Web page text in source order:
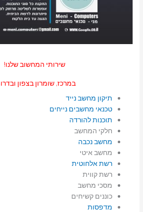
שירותי המחשוב שלנו!
במרכז, שומרון בצפון
תיקון מחשב נייד
טכנאי מחשבים נייחים
תוכנות להורדה
חלקי המחשב
מחשב נכבה
מחשב איטי
רשת אלחוטית
רשת קווית
מסכי מחשב
כוננים קשיחים
מדפסות